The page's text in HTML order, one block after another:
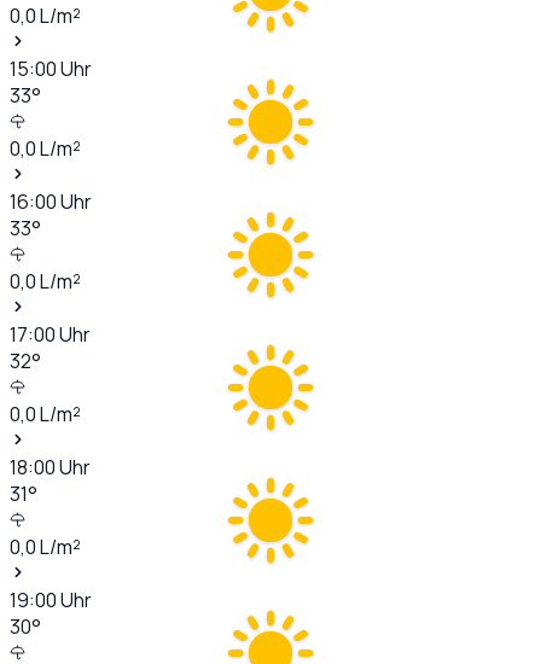
0,0L/m²
15:00Uhr
33°
0,0L/m²
16:00Uhr
33°
0,0L/m²
17:00Uhr
32°
0,0L/m²
18:00Uhr
31°
0,0L/m²
19:00Uhr
30°